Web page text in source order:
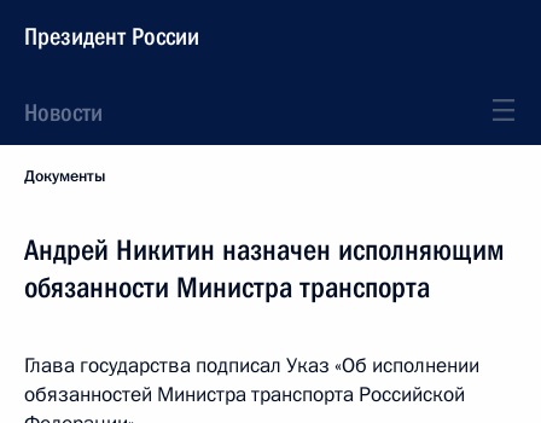
Президент России
Новости
Документы
Андрей Никитин назначен исполняющим
обязанности Министра транспорта
Глава государства подписал Указ «Об исполнении
обязанностей Министра транспорта Российской